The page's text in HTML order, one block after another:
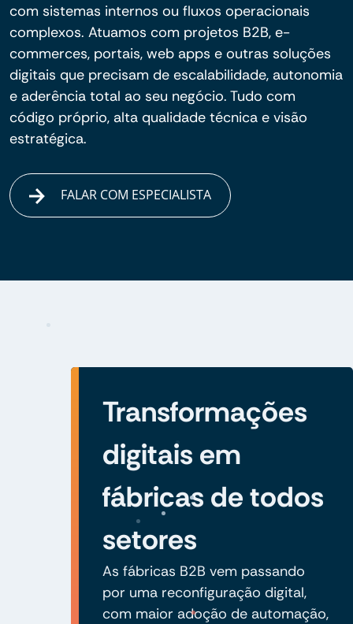
com sistemas internos ou fluxos operacionais
complexos. Atuamos com projetos B2B, e-
commerces, portais, web apps e outras soluções
digitais que precisam de escalabilidade, autonomia
e aderência total ao seu negócio. Tudo com
código próprio, alta qualidade técnica e visão
estratégica.
FALAR COM ESPECIALISTA
Transformações
digitais em
fábricas de todos
setores
As fábricas B2B vem passando
por uma reconfiguração digital,
com maior adoção de automação,